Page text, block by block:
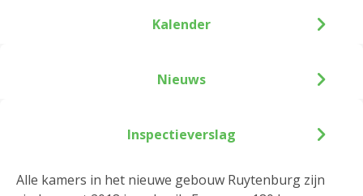
Alle kamers in het nieuwe gebouw Ruytenburg zijn
Kalender
Nieuws
Inspectieverslag